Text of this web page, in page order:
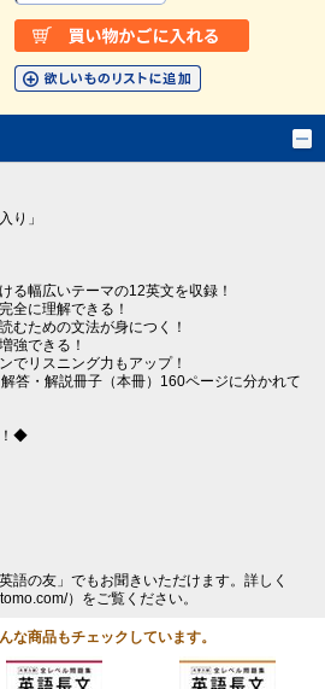
り」
る幅広いテーマの12英文を収録！
全に理解できる！
むための文法が身につく！
強できる！
でリスニング力もアップ！
答・解説冊子（本冊）160ページに分かれて
！◆
語の友」でもお聞きいただけます。詳しく
）をご覧ください。
な商品もチェックしています。